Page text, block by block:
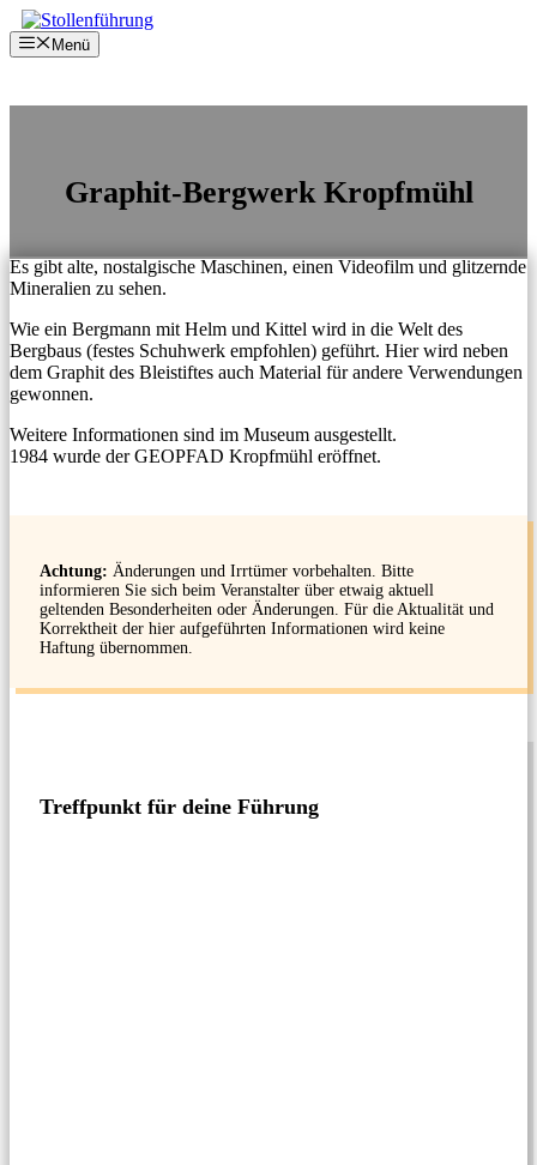
Zum
Inhalt
springen
Menü
Graphit-Bergwerk Kropfmühl
Es gibt alte, nostalgische Maschinen, einen Videofilm und glitzernde
Mineralien zu sehen.
Wie ein Bergmann mit Helm und Kittel wird in die Welt des
Bergbaus (festes Schuhwerk empfohlen) geführt. Hier wird neben
dem Graphit des Bleistiftes auch Material für andere Verwendungen
gewonnen.
Weitere Informationen sind im Museum ausgestellt.
1984 wurde der GEOPFAD Kropfmühl eröffnet.
Achtung: Änderungen und Irrtümer vorbehalten. Bitte
informieren Sie sich beim Veranstalter über etwaig aktuell
geltenden Besonderheiten oder Änderungen. Für die Aktualität und
Korrektheit der hier aufgeführten Informationen wird keine
Haftung übernommen.
Treffpunkt für deine Führung